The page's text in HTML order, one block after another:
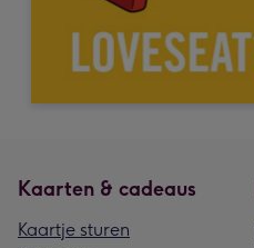
Kaarten & cadeaus
Kaartje sturen